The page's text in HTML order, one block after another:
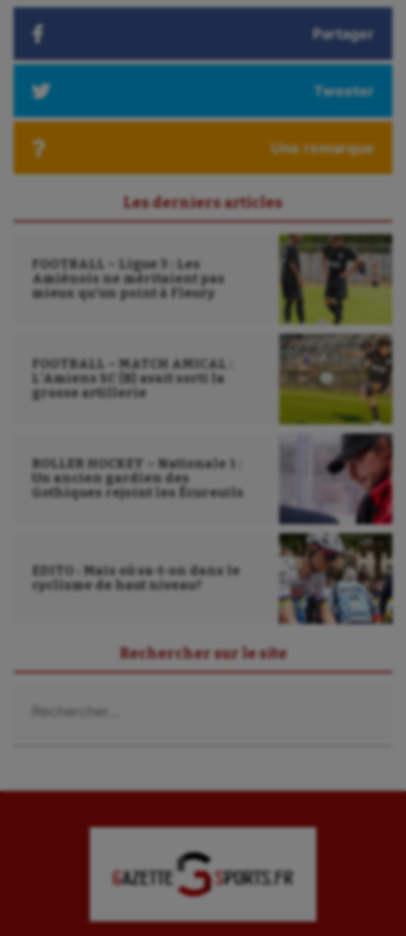
Partager
Tweeter
Une remarque
Les derniers articles
FOOTBALL – Ligue 3 : Les
Amiénois ne méritaient pas
mieux qu’un point à Fleury
FOOTBALL – MATCH AMICAL :
L’Amiens SC (B) avait sorti la
grosse artillerie
ROLLER HOCKEY – Nationale 1 :
Un ancien gardien des
Gothiques rejoint les Écureuils
EDITO : Mais où va-t-on dans le
cyclisme de haut niveau?
Rechercher sur le site